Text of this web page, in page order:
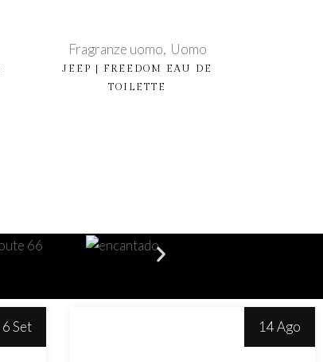
Fragranze uomo Uomo
JEEP | FREEDOM EAU DE
TOILETTE
6 Set 14 Ago